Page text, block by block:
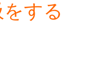
する